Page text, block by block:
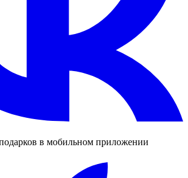
в мобильном приложении